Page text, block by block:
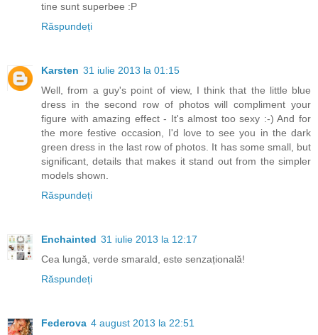
tine sunt superbee :P
Răspundeți
Karsten 31 iulie 2013 la 01:15
Well, from a guy's point of view, I think that the little blue
dress in the second row of photos will compliment your
figure with amazing effect - It's almost too sexy :-) And for
the more festive occasion, I'd love to see you in the dark
green dress in the last row of photos. It has some small, but
significant, details that makes it stand out from the simpler
models shown.
Răspundeți
Enchainted 31 iulie 2013 la 12:17
Cea lungă, verde smarald, este senzațională!
Răspundeți
Federova 4 august 2013 la 22:51